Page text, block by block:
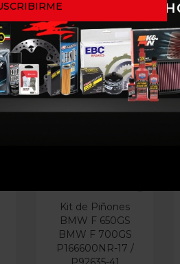
Kit de Piñones
BMW F 650GS
BMW F 700GS
P166600NR-17 /